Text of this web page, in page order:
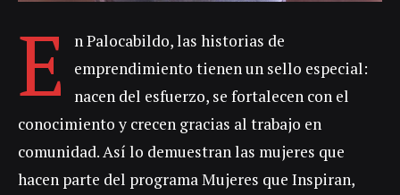
E
n Palocabildo, las historias de
emprendimiento tienen un sello especial:
nacen del esfuerzo, se fortalecen con el
conocimiento y crecen gracias al trabajo en
comunidad. Así lo demuestran las mujeres que
hacen parte del programa Mujeres que Inspiran,